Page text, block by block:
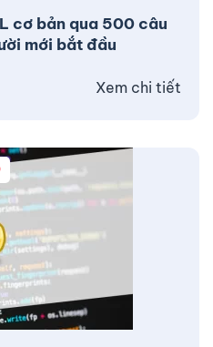
cơ bản qua 500 câu
mới bắt đầu
Xem chi tiết